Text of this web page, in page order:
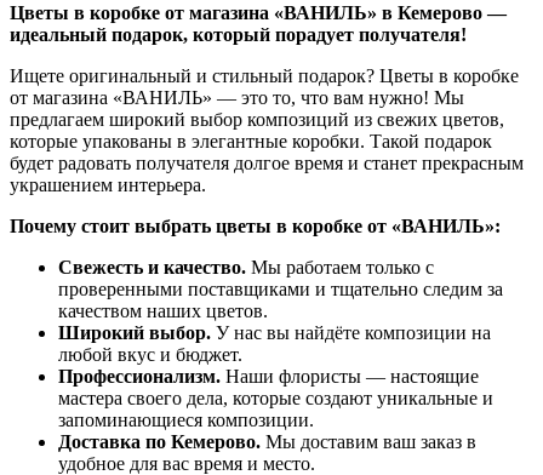
Цветы в коробке от магазина «ВАНИЛЬ» в Кемерово —
идеальный подарок, который порадует получателя!
Ищете оригинальный и стильный подарок? Цветы в коробке
от магазина «ВАНИЛЬ» — это то, что вам нужно! Мы
предлагаем широкий выбор композиций из свежих цветов,
которые упакованы в элегантные коробки. Такой подарок
будет радовать получателя долгое время и станет прекрасным
украшением интерьера.
Почему стоит выбрать цветы в коробке от «ВАНИЛЬ»:
Свежесть и качество. Мы работаем только с
проверенными поставщиками и тщательно следим за
качеством наших цветов.
Широкий выбор. У нас вы найдёте композиции на
любой вкус и бюджет.
Профессионализм. Наши флористы — настоящие
мастера своего дела, которые создают уникальные и
запоминающиеся композиции.
Доставка по Кемерово. Мы доставим ваш заказ в
удобное для вас время и место.